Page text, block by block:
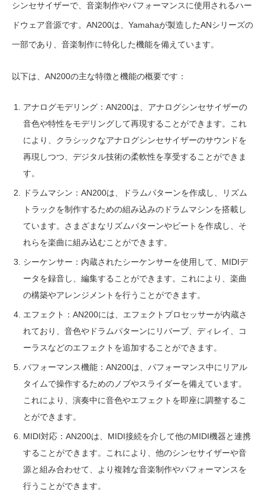
シンセサイザーで、音楽制作やパフォーマンスに使用されるハー
ドウェア音源です。AN200は、Yamahaが製造したANシリーズの
一部であり、音楽制作に特化した機能を備えています。
以下は、AN200の主な特徴と機能の概要です：
アナログモデリング：AN200は、アナログシンセサイザーの
音色や特性をモデリングして再現することができます。これ
により、クラシックなアナログシンセサイザーのサウンドを
再現しつつ、デジタル技術の柔軟性を享受することができま
す。
ドラムマシン：AN200は、ドラムパターンを作成し、リズム
トラックを制作するための組み込みのドラムマシンを搭載し
ています。さまざまなリズムパターンやビートを作成し、そ
れらを楽曲に組み込むことができます。
シーケンサー：内蔵されたシーケンサーを使用して、MIDIデ
ータを録音し、編集することができます。これにより、楽曲
の構築やアレンジメントを行うことができます。
エフェクト：AN200には、エフェクトプロセッサーが内蔵さ
れており、音色やドラムパターンにリバーブ、ディレイ、コ
ーラスなどのエフェクトを追加することができます。
パフォーマンス機能：AN200は、パフォーマンス中にリアル
タイムで操作するためのノブやスライダーを備えています。
これにより、演奏中に音色やエフェクトを即座に調整するこ
とができます。
MIDI対応：AN200は、MIDI接続を介して他のMIDI機器と連携
することができます。これにより、他のシンセサイザーや音
源と組み合わせて、より複雑な音楽制作やパフォーマンスを
行うことができます。